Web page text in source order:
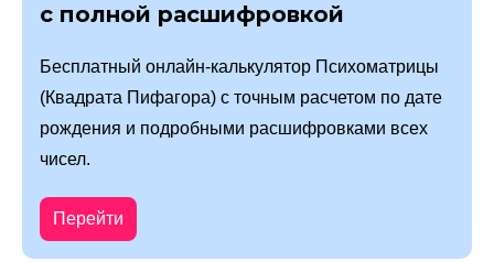
с полной расшифровкой
Бесплатный онлайн-калькулятор Психоматрицы
(Квадрата Пифагора) с точным расчетом по дате
рождения и подробными расшифровками всех
чисел.
Перейти